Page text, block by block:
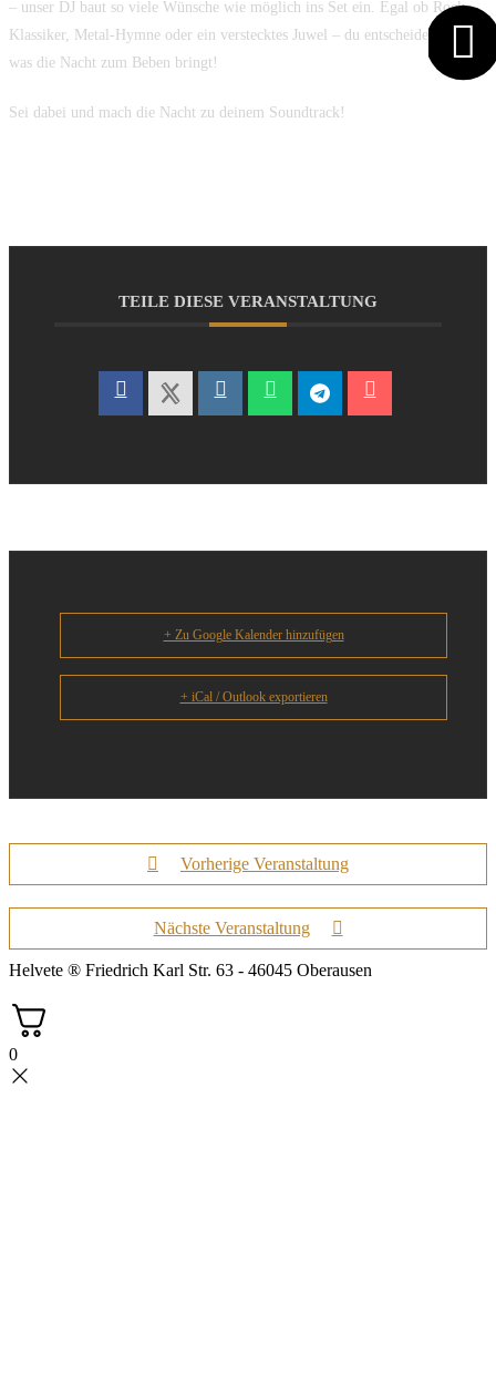
– unser DJ baut so viele Wünsche wie möglich ins Set ein. Egal ob Rock-
Klassiker, Metal-Hymne oder ein verstecktes Juwel – du entscheidest mit,
was die Nacht zum Beben bringt!
Sei dabei und mach die Nacht zu deinem Soundtrack!
TEILE DIESE VERANSTALTUNG
+ Zu Google Kalender hinzufügen
+ iCal / Outlook exportieren
Vorherige Veranstaltung
Nächste Veranstaltung
Helvete ® Friedrich Karl Str. 63 - 46045 Oberausen
0